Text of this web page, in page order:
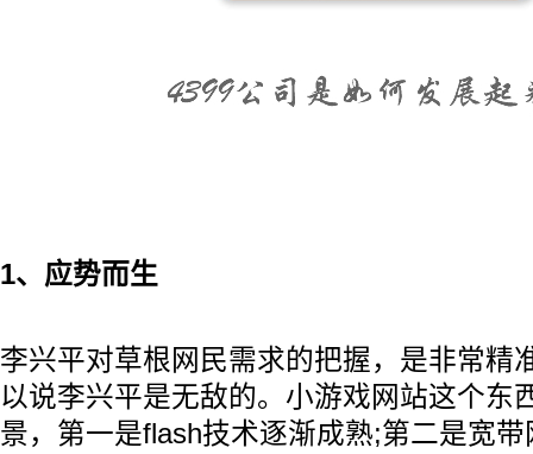
1、应势而生
李兴平对草根网民需求的把握，是非常精
以说李兴平是无敌的。小游戏网站这个东
景，第一是flash技术逐渐成熟;第二是宽